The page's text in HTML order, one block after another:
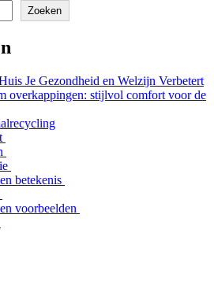
Zoeken
Je Gezondheid en Welzijn Verbetert
overkappingen: stijlvol comfort voor de
betekenis
voorbeelden